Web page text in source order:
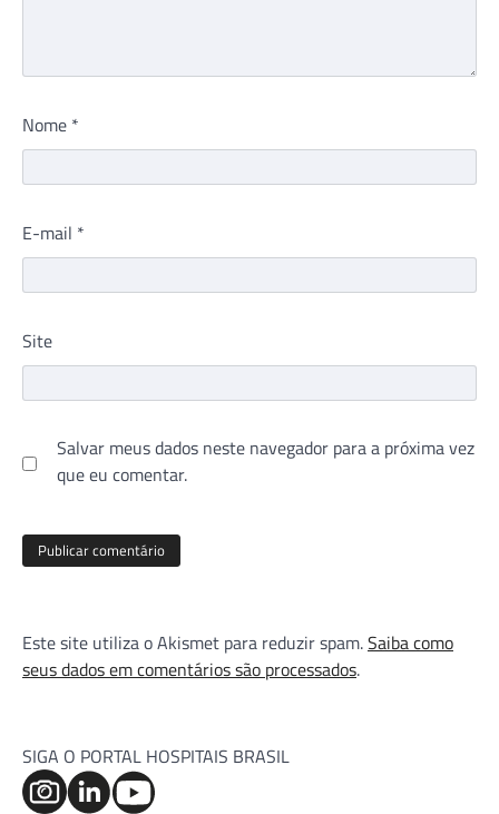
Nome *
E-mail *
Site
Salvar meus dados neste navegador para a próxima vez
que eu comentar.
Este site utiliza o Akismet para reduzir spam.Saiba como
seus dados em comentários são processados.
SIGA O PORTAL HOSPITAIS BRASIL